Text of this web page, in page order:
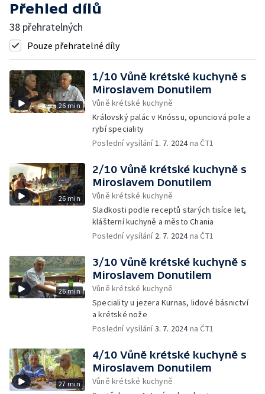
Přehled dílů
38 přehratelných
Pouze přehratelné díly
26 min
1/10 Vůně krétské kuchyně s
Miroslavem Donutilem
Vůně krétské kuchyně
Královský palác v Knóssu, opunciová pole a
rybí speciality
Poslední vysílání1. 7. 2024na ČT1
26 min
2/10 Vůně krétské kuchyně s
Miroslavem Donutilem
Vůně krétské kuchyně
Sladkosti podle receptů starých tisíce let,
klášterní kuchyně a město Chania
Poslední vysílání 2. 7. 2024na ČT1
26 min
3/10 Vůně krétské kuchyně s
Miroslavem Donutilem
Vůně krétské kuchyně
Speciality u jezera Kurnas, lidové básnictví
a krétské nože
Poslední vysílání3. 7. 2024na ČT1
27 min
4/10 Vůně krétské kuchyně s
Miroslavem Donutilem
Vůně krétské kuchyně